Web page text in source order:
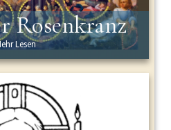
Rosenkranz
Lesen